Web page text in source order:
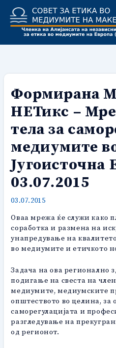
content
Формирана
НЕТикс –
тела за
медиумите
Југоисточна
03.07.2015
03.07.2015
Оваа мрежа ќе служи како
соработка и размена на
унапредување на
во медиумите и етичкото
Задача на ова регионално
подигање на свеста на
медиумите, медиумските
општеството во целина,
саморегулацијата и
разгледување на
од регионот.